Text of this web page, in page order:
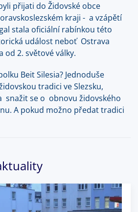
přijati do Židovské obce
kraji - a vzápětí
stala oficiální rabínkou této
událost neboť Ostrava
od 2. světové války.
Beit Silesia? Jednoduše
tradici ve Slezsku,
snažit se o obnovu židovského
A pokud možno předat tradici